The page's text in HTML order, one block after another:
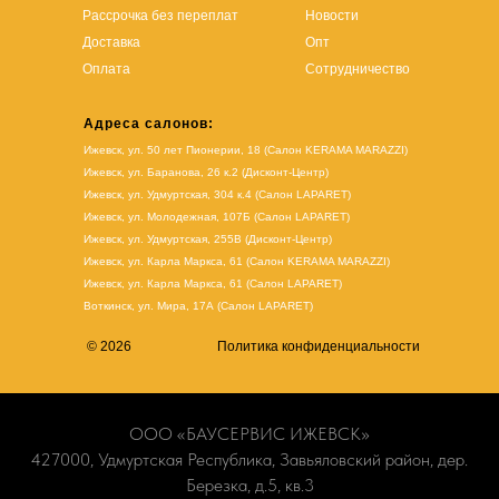
Рассрочка без переплат
Доставка
Оплата
Новости
Опт
Сотрудничество
Адреса салонов:
Ижевск, ул. 50 лет Пионерии, 18 (Салон KERAMA MARAZZI)
Ижевск, ул. Баранова, 26 к.2 (Дисконт-Центр)
Ижевск, ул. Удмуртская, 304 к.4 (Салон LAPARET)
Ижевск, ул. Молодежная, 107Б (Салон LAPARET)
Ижевск, ул. Удмуртская, 255В (Дисконт-Центр)
Ижевск, ул. Карла Маркса, 61 (Салон KERAMA MARAZZI)
Ижевск, ул. Карла Маркса, 61 (Салон LAPARET)
Воткинск, ул. Мира, 17А (Салон LAPARET)
© 2026 Политика конфиденциальности
ООО «БАУСЕРВИС ИЖЕВСК»
427000, Удмуртская Республика, Завьяловский район, дер.
Березка, д.5, кв.3